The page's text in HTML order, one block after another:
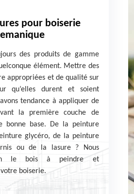
pour boiserie
des produits de gamme
élément. Mettre des
appropriées et de qualité sur
qu’elles durent et soient
tendance à appliquer de
la première couche de
bonne base. De la peinture
glycéro, de la peinture
ou de la lasure ? Nous
le bois à peindre et
boiserie.